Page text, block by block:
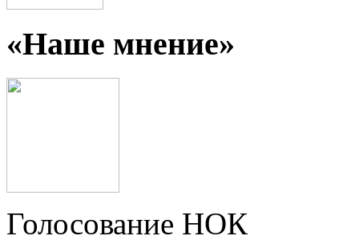
«Наше мнение»
Голосование НОК